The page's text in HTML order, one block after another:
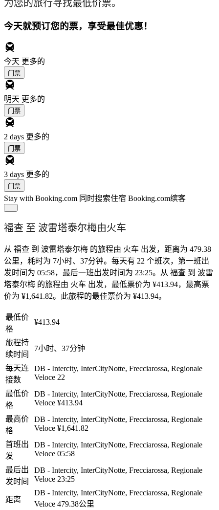
为您的旅行寻找最低价票。
今天就预订您的票，享受最佳优惠！
今天 更多的
门票
明天 更多的
门票
2 days 更多的
门票
3 days 更多的
门票
Stay with Booking.com 同时搜索住宿 Booking.com缤客
福查 至 波雷塔泰尔梅由火车
从 福查 到 波雷塔泰尔梅 的旅程由 火车 出发，距离为 479.38
公里，耗时为 7小时、37分钟。每天有 22 个班次，第一班出
发时间为 05:58，最后一班出发时间为 23:25。从 福查 到 波雷
塔泰尔梅 的旅程由 火车 出发，最低票价为 ¥413.94，最高票
价为 ¥1,641.82。此旅程的最佳票价为 ¥413.94。
最低价
格
¥413.94
旅程持
续时间
7小时、37分钟
每天连
接数
DB - Intercity, InterCityNotte, Frecciarossa, Regionale
Veloce 22
最低价
格
DB - Intercity, InterCityNotte, Frecciarossa, Regionale
Veloce ¥413.94
最高价
格
DB - Intercity, InterCityNotte, Frecciarossa, Regionale
Veloce ¥1,641.82
首班出
发
DB - Intercity, InterCityNotte, Frecciarossa, Regionale
Veloce 05:58
最后出
发时间
DB - Intercity, InterCityNotte, Frecciarossa, Regionale
Veloce 23:25
距离
DB - Intercity, InterCityNotte, Frecciarossa, Regionale
Veloce 479.38公里